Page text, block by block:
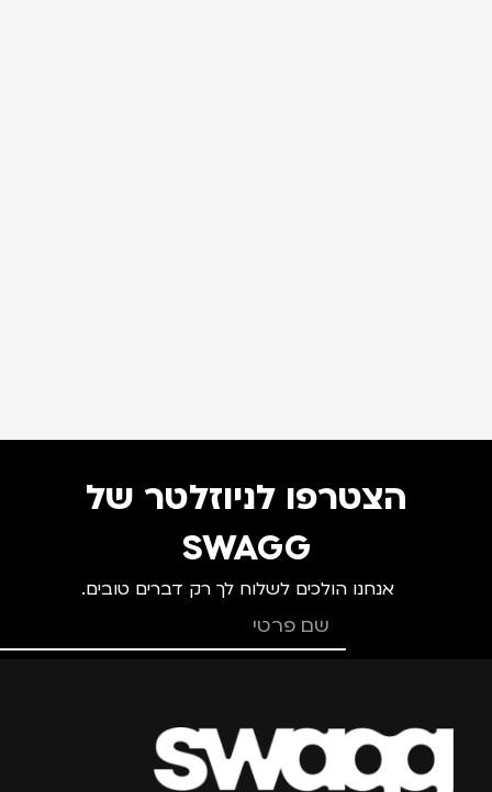
הצטרפו לניוזלטר של
SWAGG
אנחנו הולכים לשלוח לך רק דברים טובים.